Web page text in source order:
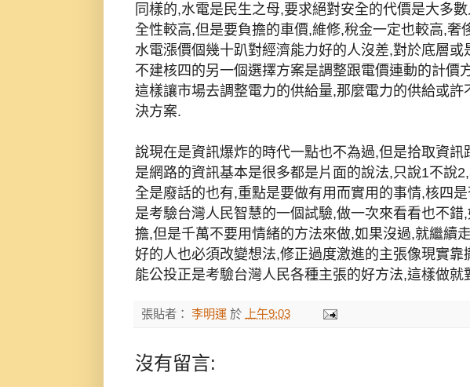
同樣的,水電是民生之母,要求絕對安全的代價是大多
全性較高,但是要負擔的車價,維修,稅金一定也較高,奢
水電漲價個幾十趴對經濟能力好的人沒差,對於底層
不建核四的另一個選擇方案是調整跟電價連動的計價
這樣讓市場去調整電力的供給量,那麼電力的供給或
決方案.
說現在是資訊爆炸的時代一點也不為過,但是拾取資
是網路的資訊基本是很多都是片面的說法,只說1不說
全是廢話的也有,重點是要做有用而實用的事情,核四
是考驗台灣人民智慧的一個試驗,做一次來看看也不
擔,但是千萬不要用情緒的方法來做,如果沒過,就繼續
好的人也必須改變想法,修正過度激進的主張像現實
能公投正是考驗台灣人民各種主張的好方法,這樣做就
張貼者： 李明運 於 上午9:03
沒有留言: